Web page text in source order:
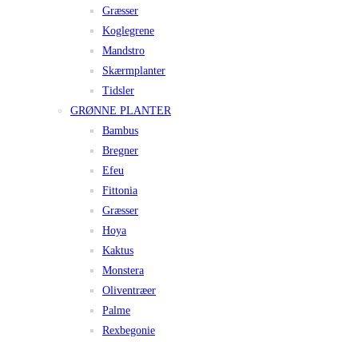
Græsser
Koglegrene
Mandstro
Skærmplanter
Tidsler
GRØNNE PLANTER
Bambus
Bregner
Efeu
Fittonia
Græsser
Hoya
Kaktus
Monstera
Oliventræer
Palme
Rexbegonie